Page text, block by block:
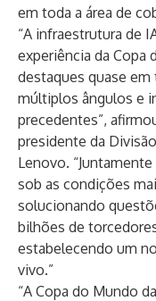
em toda a área de
“A infraestrutura de
experiência da Copa
destaques quase
múltiplos ângulos e
precedentes”,
presidente da
Lenovo.
sob as condições
solucionando
bilhões de
estabelecendo um
vivo.”
“A Copa do Mundo